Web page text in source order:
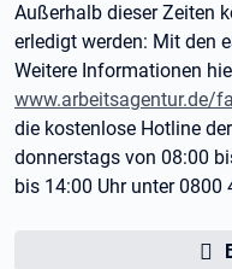
Außerhalb dieser Zeiten
erledigt werden: Mit den
Weitere Informationen
www.arbeitsagentur.de/
die kostenlose Hotline
donnerstags von 08:00
bis 14:00 Uhr unter 0800